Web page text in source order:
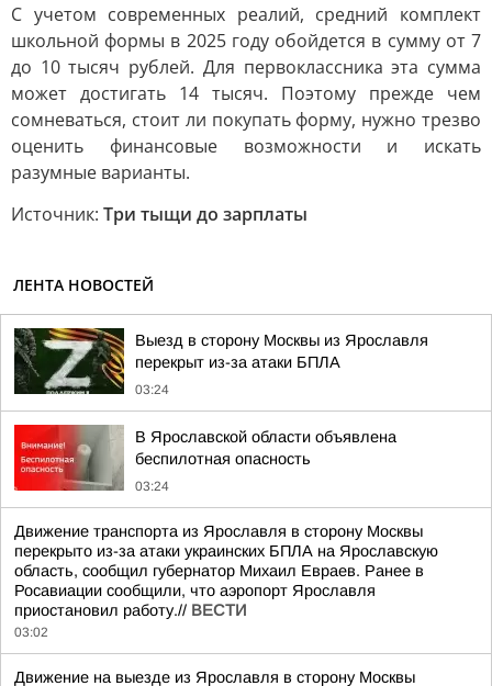
С учетом современных реалий, средний комплект
школьной формы в 2025 году обойдется в сумму от 7
до 10 тысяч рублей. Для первоклассника эта сумма
может достигать 14 тысяч. Поэтому прежде чем
сомневаться, стоит ли покупать форму, нужно трезво
оценить финансовые возможности и искать
разумные варианты.
Источник: Три тыщи до зарплаты
ЛЕНТА НОВОСТЕЙ
Выезд в сторону Москвы из Ярославля
перекрыт из-за атаки БПЛА
03:24
В Ярославской области объявлена
беспилотная опасность
03:24
Движение транспорта из Ярославля в сторону Москвы
перекрыто из-за атаки украинских БПЛА на Ярославскую
область, сообщил губернатор Михаил Евраев. Ранее в
Росавиации сообщили, что аэропорт Ярославля
приостановил работу.// ВЕСТИ
03:02
Движение на выезде из Ярославля в сторону Москвы